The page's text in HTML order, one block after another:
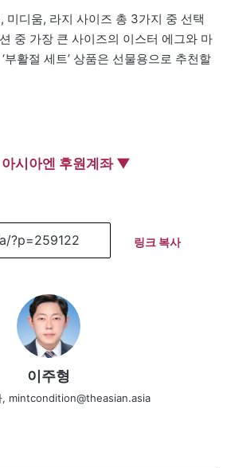
, 미디움, 라지 사이즈 총 3가지 중 선택
중 가장 큰 사이즈의 이스터 에그와 마
부활절 세트’ 상품은 선물용으로 추천할
시아엔 후원계좌 ▼
링크 복사
이주형
, mintcondition@theasian.asia